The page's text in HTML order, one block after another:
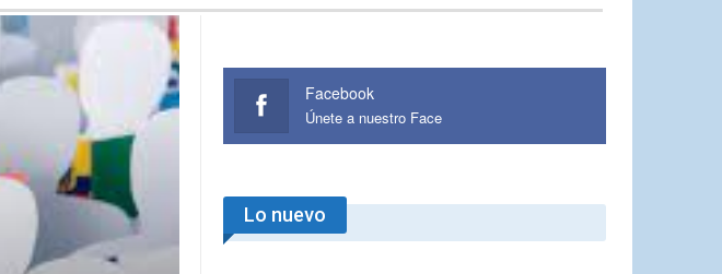
Facebook
Únete a nuestro Face
Lo nuevo